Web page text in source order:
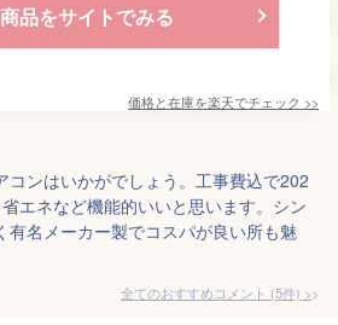
品をサイトでみる
価格と在庫を楽天でチェック >>
コンはいかがでしょう。工事費込で202
エネなど機能的いいと思います。シン
有名メーカー製でコスパが良い所も魅
全てのおすすめコメント (5件) >